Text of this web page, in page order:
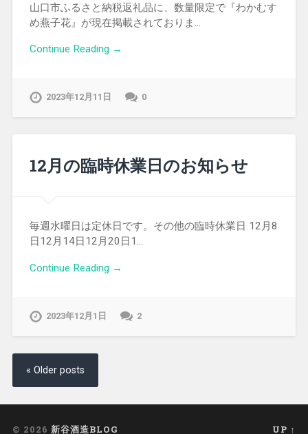
山口市ふるさと納税返礼品に、数量限定で『わかむす
め燕子花』が現在掲載されておりま…
Continue Reading →
2023年12月11日 0
12月の臨時休業日のお知らせ
毎週水曜日は定休日です。その他の臨時休業日 12月8
日12月14日12月20日1…
Continue Reading →
2023年12月1日 2
« Older posts
© 2026 新谷酒造BLOG UP ↑